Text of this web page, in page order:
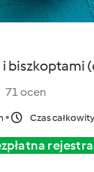
biszkoptami
71 ocen
Czas